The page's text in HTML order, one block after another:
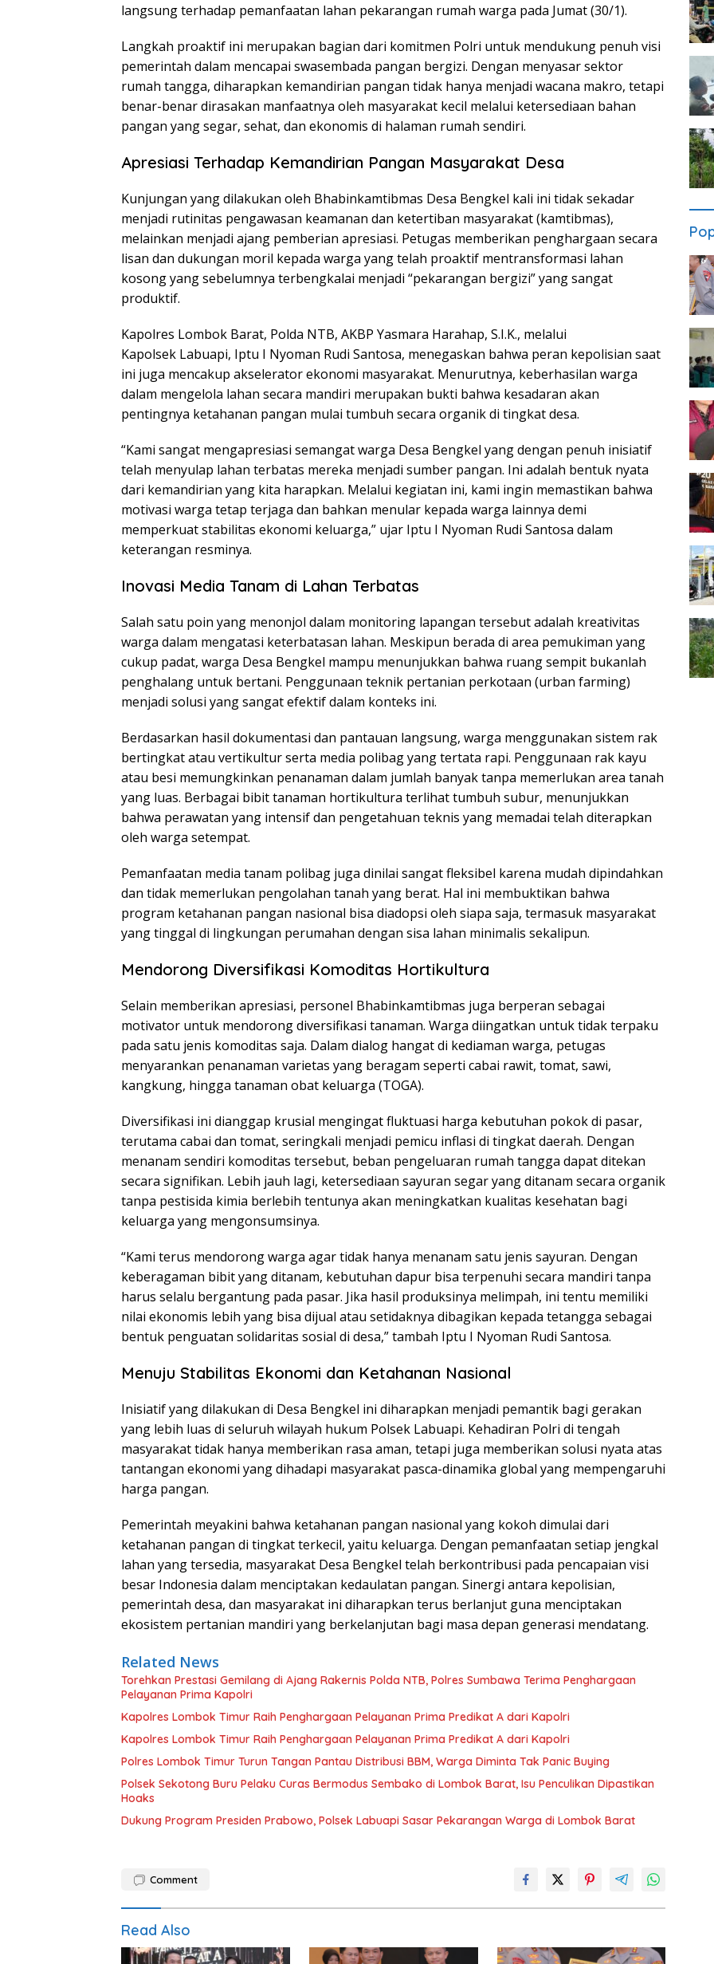
langsung terhadap pemanfaatan lahan pekarangan rumah warga pada Jumat (30/1).
Langkah proaktif ini merupakan bagian dari komitmen Polri untuk mendukung penuh visi
pemerintah dalam mencapai swasembada pangan bergizi. Dengan menyasar sektor
rumah tangga, diharapkan kemandirian pangan tidak hanya menjadi wacana makro, tetapi
benar-benar dirasakan manfaatnya oleh masyarakat kecil melalui ketersediaan bahan
pangan yang segar, sehat, dan ekonomis di halaman rumah sendiri.
Apresiasi Terhadap Kemandirian Pangan Masyarakat Desa
Kunjungan yang dilakukan oleh Bhabinkamtibmas Desa Bengkel kali ini tidak sekadar
menjadi rutinitas pengawasan keamanan dan ketertiban masyarakat (kamtibmas),
melainkan menjadi ajang pemberian apresiasi. Petugas memberikan penghargaan secara
lisan dan dukungan moril kepada warga yang telah proaktif mentransformasi lahan
kosong yang sebelumnya terbengkalai menjadi “pekarangan bergizi” yang sangat
produktif.
Kapolres Lombok Barat, Polda NTB, AKBP Yasmara Harahap, S.I.K., melalui
Kapolsek Labuapi, Iptu I Nyoman Rudi Santosa, menegaskan bahwa peran kepolisian saat
ini juga mencakup akselerator ekonomi masyarakat. Menurutnya, keberhasilan warga
dalam mengelola lahan secara mandiri merupakan bukti bahwa kesadaran akan
pentingnya ketahanan pangan mulai tumbuh secara organik di tingkat desa.
“Kami sangat mengapresiasi semangat warga Desa Bengkel yang dengan penuh inisiatif
telah menyulap lahan terbatas mereka menjadi sumber pangan. Ini adalah bentuk nyata
dari kemandirian yang kita harapkan. Melalui kegiatan ini, kami ingin memastikan bahwa
motivasi warga tetap terjaga dan bahkan menular kepada warga lainnya demi
memperkuat stabilitas ekonomi keluarga,” ujar Iptu I Nyoman Rudi Santosa dalam
keterangan resminya.
Inovasi Media Tanam di Lahan Terbatas
Salah satu poin yang menonjol dalam monitoring lapangan tersebut adalah kreativitas
warga dalam mengatasi keterbatasan lahan. Meskipun berada di area pemukiman yang
cukup padat, warga Desa Bengkel mampu menunjukkan bahwa ruang sempit bukanlah
penghalang untuk bertani. Penggunaan teknik pertanian perkotaan (urban farming)
menjadi solusi yang sangat efektif dalam konteks ini.
Berdasarkan hasil dokumentasi dan pantauan langsung, warga menggunakan sistem rak
bertingkat atau vertikultur serta media polibag yang tertata rapi. Penggunaan rak kayu
atau besi memungkinkan penanaman dalam jumlah banyak tanpa memerlukan area tanah
yang luas. Berbagai bibit tanaman hortikultura terlihat tumbuh subur, menunjukkan
bahwa perawatan yang intensif dan pengetahuan teknis yang memadai telah diterapkan
oleh warga setempat.
Pemanfaatan media tanam polibag juga dinilai sangat fleksibel karena mudah dipindahkan
dan tidak memerlukan pengolahan tanah yang berat. Hal ini membuktikan bahwa
program ketahanan pangan nasional bisa diadopsi oleh siapa saja, termasuk masyarakat
yang tinggal di lingkungan perumahan dengan sisa lahan minimalis sekalipun.
Mendorong Diversifikasi Komoditas Hortikultura
Selain memberikan apresiasi, personel Bhabinkamtibmas juga berperan sebagai
motivator untuk mendorong diversifikasi tanaman. Warga diingatkan untuk tidak terpaku
pada satu jenis komoditas saja. Dalam dialog hangat di kediaman warga, petugas
menyarankan penanaman varietas yang beragam seperti cabai rawit, tomat, sawi,
kangkung, hingga tanaman obat keluarga (TOGA).
Diversifikasi ini dianggap krusial mengingat fluktuasi harga kebutuhan pokok di pasar,
terutama cabai dan tomat, seringkali menjadi pemicu inflasi di tingkat daerah. Dengan
menanam sendiri komoditas tersebut, beban pengeluaran rumah tangga dapat ditekan
secara signifikan. Lebih jauh lagi, ketersediaan sayuran segar yang ditanam secara organik
tanpa pestisida kimia berlebih tentunya akan meningkatkan kualitas kesehatan bagi
keluarga yang mengonsumsinya.
“Kami terus mendorong warga agar tidak hanya menanam satu jenis sayuran. Dengan
keberagaman bibit yang ditanam, kebutuhan dapur bisa terpenuhi secara mandiri tanpa
harus selalu bergantung pada pasar. Jika hasil produksinya melimpah, ini tentu memiliki
nilai ekonomis lebih yang bisa dijual atau setidaknya dibagikan kepada tetangga sebagai
bentuk penguatan solidaritas sosial di desa,” tambah Iptu I Nyoman Rudi Santosa.
Menuju Stabilitas Ekonomi dan Ketahanan Nasional
Inisiatif yang dilakukan di Desa Bengkel ini diharapkan menjadi pemantik bagi gerakan
yang lebih luas di seluruh wilayah hukum Polsek Labuapi. Kehadiran Polri di tengah
masyarakat tidak hanya memberikan rasa aman, tetapi juga memberikan solusi nyata atas
tantangan ekonomi yang dihadapi masyarakat pasca-dinamika global yang mempengaruhi
harga pangan.
Pemerintah meyakini bahwa ketahanan pangan nasional yang kokoh dimulai dari
ketahanan pangan di tingkat terkecil, yaitu keluarga. Dengan pemanfaatan setiap jengkal
lahan yang tersedia, masyarakat Desa Bengkel telah berkontribusi pada pencapaian visi
besar Indonesia dalam menciptakan kedaulatan pangan. Sinergi antara kepolisian,
pemerintah desa, dan masyarakat ini diharapkan terus berlanjut guna menciptakan
ekosistem pertanian mandiri yang berkelanjutan bagi masa depan generasi mendatang.
Related News
Torehkan Prestasi Gemilang di Ajang Rakernis Polda NTB, Polres Sumbawa Terima Penghargaan
Pelayanan Prima Kapolri
Kapolres Lombok Timur Raih Penghargaan Pelayanan Prima Predikat A dari Kapolri
Kapolres Lombok Timur Raih Penghargaan Pelayanan Prima Predikat A dari Kapolri
Polres Lombok Timur Turun Tangan Pantau Distribusi BBM, Warga Diminta Tak Panic Buying
Polsek Sekotong Buru Pelaku Curas Bermodus Sembako di Lombok Barat, Isu Penculikan Dipastikan
Hoaks
Dukung Program Presiden Prabowo, Polsek Labuapi Sasar Pekarangan Warga di Lombok Barat
Comment
Read Also